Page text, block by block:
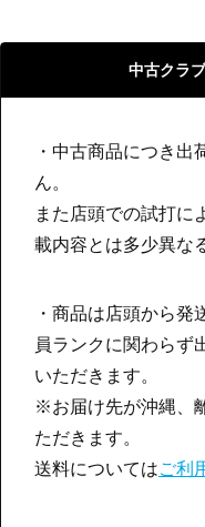
中古クラ
・中古商品につき
ん。
また店頭での試打に
載内容とは多少異な
・商品は店頭から発
員ランクに関わらず
いただきます。
※お届け先が沖縄、
ただきます。
送料についてはご利